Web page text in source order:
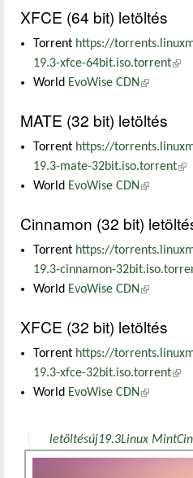
XFCE (64 bit) letöltés
Torrent https://
19.3-xfce-64bit.iso.torrent
World EvoWise CDN (külső
MATE (32 bit) letöltés
Torrent https://
19.3-mate-32bit.iso.torrent
World EvoWise CDN (külső
Cinnamon (32 bit)
Torrent https://
19.3-cinnamon-
World EvoWise CDN (külső
XFCE (32 bit) letöltés
Torrent https://
19.3-xfce-32bit.iso.torrent
World EvoWise CDN (külső
letöltésúj19.3Linux Mint